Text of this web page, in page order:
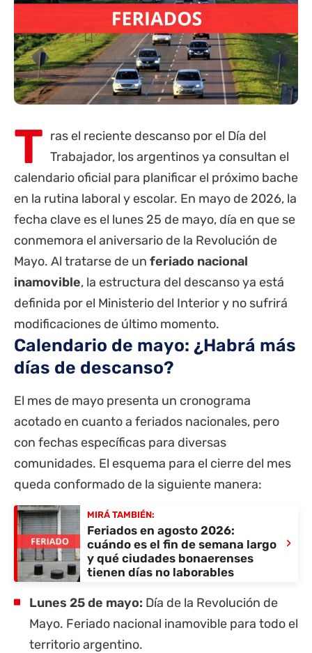
T ras el reciente descanso por el Día del
Trabajador, los argentinos ya consultan el
calendario oficial para planificar el próximo bache
en la rutina laboral y escolar. En mayo de 2026, la
fecha clave es el lunes 25 de mayo, día en que se
conmemora el aniversario de la Revolución de
Mayo. Al tratarse de un feriado nacional
inamovible, la estructura del descanso ya está
definida por el Ministerio del Interior y no sufrirá
modificaciones de último momento.
Calendario de mayo: ¿Habrá más
días de descanso?
El mes de mayo presenta un cronograma
acotado en cuanto a feriados nacionales, pero
con fechas específicas para diversas
comunidades. El esquema para el cierre del mes
queda conformado de la siguiente manera:
MIRÁ TAMBIÉN:
Feriados en agosto 2026:
cuándo es el fin de semana largo
y qué ciudades bonaerenses
tienen días no laborables
›
Lunes 25 de mayo: Día de la Revolución de
Mayo. Feriado nacional inamovible para todo el
territorio argentino.